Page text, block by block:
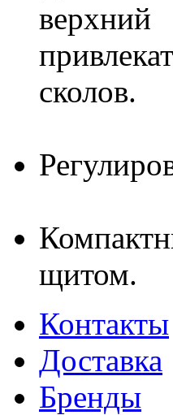
сколов.
щитом.
Контакты
Доставка
Бренды